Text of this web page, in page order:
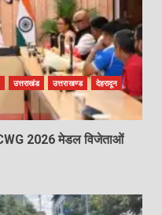
उत्तराखंड उत्तराखण्ड
देहरादून
2026 मेडल विजेताओं